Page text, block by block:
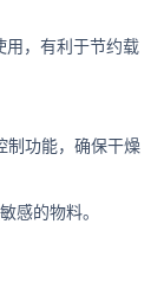
用，有利于节约载
制功能，确保干燥
感的物料。